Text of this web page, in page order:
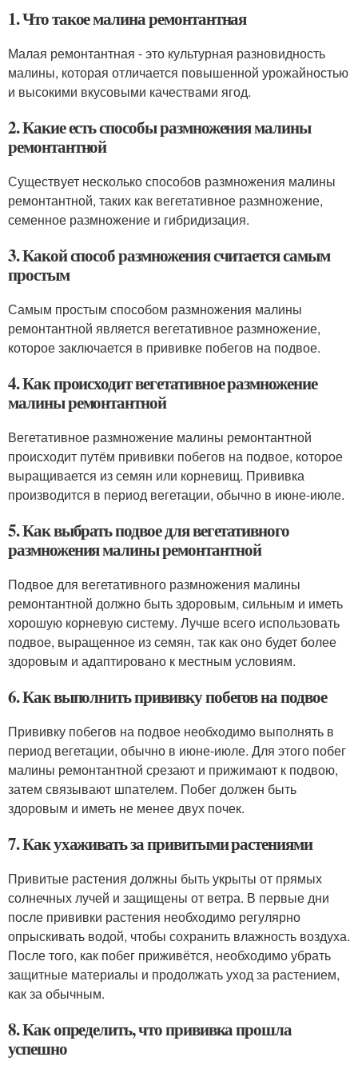
1. Что такое малина ремонтантная
Малая ремонтантная - это культурная разновидность
малины, которая отличается повышенной урожайностью
и высокими вкусовыми качествами ягод.
2. Какие есть способы размножения малины
ремонтантной
Существует несколько способов размножения малины
ремонтантной, таких как вегетативное размножение,
семенное размножение и гибридизация.
3. Какой способ размножения считается самым
простым
Самым простым способом размножения малины
ремонтантной является вегетативное размножение,
которое заключается в прививке побегов на подвое.
4. Как происходит вегетативное размножение
малины ремонтантной
Вегетативное размножение малины ремонтантной
происходит путём прививки побегов на подвое, которое
выращивается из семян или корневищ. Прививка
производится в период вегетации, обычно в июне-июле.
5. Как выбрать подвое для вегетативного
размножения малины ремонтантной
Подвое для вегетативного размножения малины
ремонтантной должно быть здоровым, сильным и иметь
хорошую корневую систему. Лучше всего использовать
подвое, выращенное из семян, так как оно будет более
здоровым и адаптировано к местным условиям.
6. Как выполнить прививку побегов на подвое
Прививку побегов на подвое необходимо выполнять в
период вегетации, обычно в июне-июле. Для этого побег
малины ремонтантной срезают и прижимают к подвою,
затем связывают шпателем. Побег должен быть
здоровым и иметь не менее двух почек.
7. Как ухаживать за привитыми растениями
Привитые растения должны быть укрыты от прямых
солнечных лучей и защищены от ветра. В первые дни
после прививки растения необходимо регулярно
опрыскивать водой, чтобы сохранить влажность воздуха.
После того, как побег приживётся, необходимо убрать
защитные материалы и продолжать уход за растением,
как за обычным.
8. Как определить, что прививка прошла
успешно